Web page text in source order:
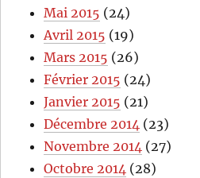
Mai 2015 (24)
Avril 2015 (19)
Mars 2015 (26)
Février 2015 (24)
Janvier 2015 (21)
Décembre 2014 (23)
Novembre 2014 (27)
Octobre 2014 (28)